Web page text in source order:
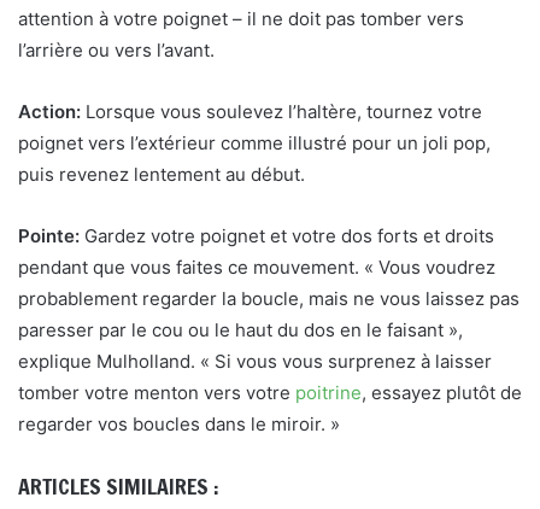
attention à votre poignet – il ne doit pas tomber vers
l’arrière ou vers l’avant.
Action: Lorsque vous soulevez l’haltère, tournez votre
poignet vers l’extérieur comme illustré pour un joli pop,
puis revenez lentement au début.
Pointe: Gardez votre poignet et votre dos forts et droits
pendant que vous faites ce mouvement. « Vous voudrez
probablement regarder la boucle, mais ne vous laissez pas
paresser par le cou ou le haut du dos en le faisant »,
explique Mulholland. « Si vous vous surprenez à laisser
tomber votre menton vers votre poitrine, essayez plutôt de
regarder vos boucles dans le miroir. »
ARTICLES SIMILAIRES :